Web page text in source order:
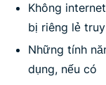
Không
bị riêng lẻ
Những tính
dụng, nếu có